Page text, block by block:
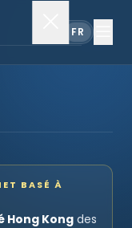
FR
BASÉ À
Hong Kongdes